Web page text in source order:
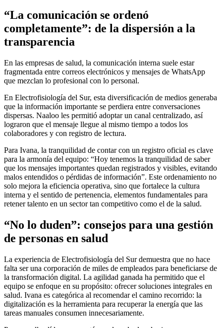
“La comunicación se ordenó
completamente”: de la dispersión a la
transparencia
En las empresas de salud, la comunicación interna suele estar
fragmentada entre correos electrónicos y mensajes de WhatsApp
que mezclan lo profesional con lo personal.
En Electrofisiología del Sur, esta diversificación de medios generaba
que la información importante se perdiera entre conversaciones
dispersas. Naaloo les permitió adoptar un canal centralizado, así
lograron que el mensaje llegue al mismo tiempo a todos los
colaboradores y con registro de lectura.
Para Ivana, la tranquilidad de contar con un registro oficial es clave
para la armonía del equipo: “Hoy tenemos la tranquilidad de saber
que los mensajes importantes quedan registrados y visibles, evitando
malos entendidos o pérdidas de información”. Este ordenamiento no
solo mejora la eficiencia operativa, sino que fortalece la cultura
interna y el sentido de pertenencia, elementos fundamentales para
retener talento en un sector tan competitivo como el de la salud.
“No lo duden”: consejos para una gestión
de personas en salud
La experiencia de Electrofisiología del Sur demuestra que no hace
falta ser una corporación de miles de empleados para beneficiarse de
la transformación digital. La agilidad ganada ha permitido que el
equipo se enfoque en su propósito: ofrecer soluciones integrales en
salud. Ivana es categórica al recomendar el camino recorrido: la
digitalización es la herramienta para recuperar la energía que las
tareas manuales consumen innecesariamente.